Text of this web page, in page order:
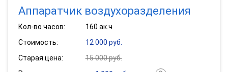
Аппаратчик воздухоразделения
Кол-во часов:
160 ак.ч
Стоимость:
12 000 руб.
Старая цена:
15 000 руб.